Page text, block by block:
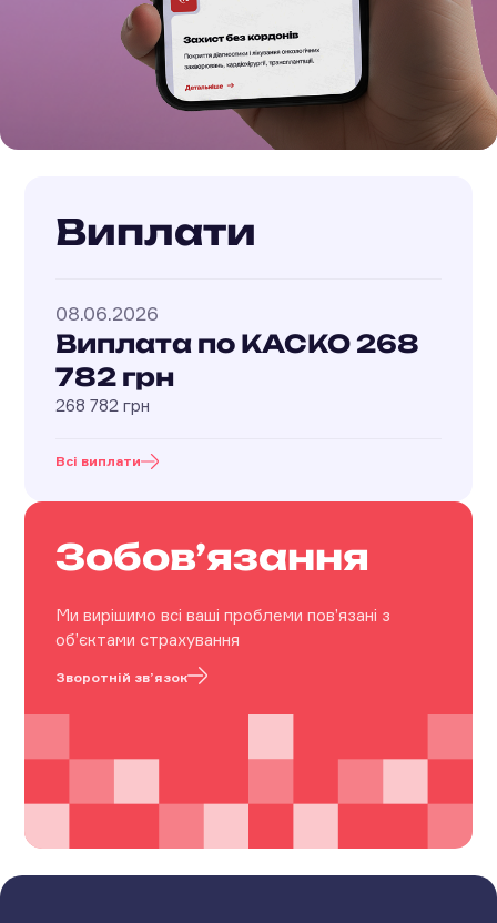
Виплати
08.06.2026
Виплата по КАСКО 268
782 грн
268 782 грн
Всі виплати
Зобовʼязання
Ми вирішимо всі ваші проблеми пов’язані з
об’єктами страхування
Зворотній зв’язок